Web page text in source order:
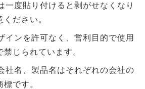
一度貼り付けると剥がせなくなり
ださい。
インを許可なく、営利目的で使用
じられています。
社名、製品名はそれぞれの会社の
です。